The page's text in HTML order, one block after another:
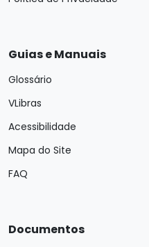
Guias e Manuais
Glossário
VLibras
Acessibilidade
Mapa do Site
FAQ
Documentos